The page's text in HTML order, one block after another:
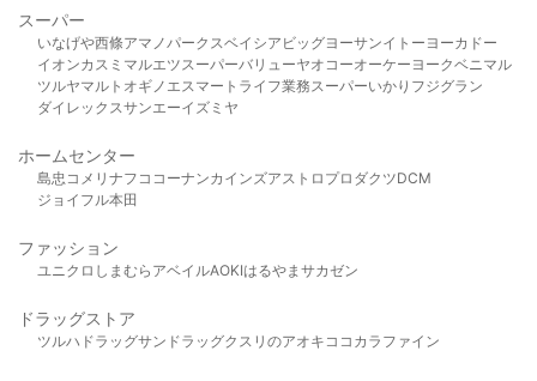
スーパー
いなげや西條アマノパークスベイシア ビッグヨーサンイトーヨーカドー
イオンカスミ マルエツスーパーバリューヤオコーオーケー ヨークベニマル
ツルヤマルト オギノ エスマート ライフ業務スーパーいかり フジグラン
ダイレックスサンエーイズミヤ
ホームセンター
島忠 コメリ ナフコ コーナンカインズアストロプロダクツDCM
ジョイフル本田
ファッション
ユニクロ しまむら アベイルAOKIはるやま サカゼン
ドラッグストア
ツルハドラッグサンドラッグクスリのアオキ ココカラファイン